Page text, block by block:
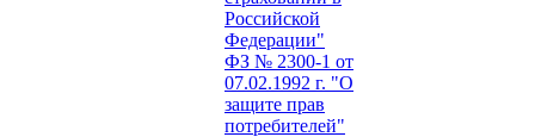
Российской
Федерации"
ФЗ № 2300-1 от
07.02.1992 г. "О
защите прав
потребителей"